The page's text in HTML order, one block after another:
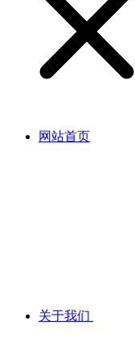
网站首页
关于我们